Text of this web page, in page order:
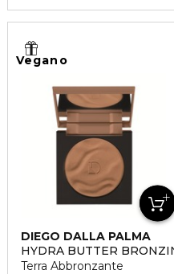
Vegano
DIEGO DALLA PALMA
HYDRA BUTTER
Terra Abbronzante